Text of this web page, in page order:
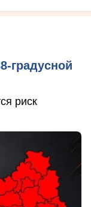
градусной
риск